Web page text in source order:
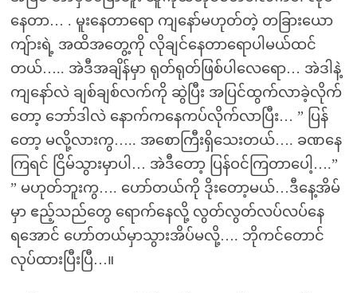
နေတာ… . မူးနေတာရော ကျနော်မဟုတ်တဲ့ တခြားယော
ကျ်ားရဲ့ အထိအတွေ့ကို လိုချင်နေတာရောပါမယ်ထင်
တယ်….. အဲဒီအချိန်မှာ ရုတ်ရုတ်ဖြစ်ပါလေရော… အဲဒါနဲ့
ကျနော်လဲ ချစ်ချစ်လက်ကို ဆွဲပြီး အပြင်ထွက်လာခဲ့လိုက်
တော့ ဘော်ဒါလဲ နောက်ကနေကပ်လိုက်လာပြီး… ” ပြန်
တော့ မလို့လားကွ….. အစောကြီးရှိသေးတယ်…. ခဏနေ
ကြရင် ငြိမ်သွားမှာပါ… အဲဒီတော့ ပြန်ဝင်ကြတာပေါ့….”
” မဟုတ်ဘူးကွ…. ဟော်တယ်ကို ဒိုးတော့မယ်…ဒီနေ့အိမ်
မှာ ဧည့်သည်တွေ ရောက်နေလို့ လွတ်လွတ်လပ်လပ်နေ
ရအောင် ဟော်တယ်မှာသွားအိပ်မလို့…. ဘိုကင်တောင်
လုပ်ထားပြီးပြီ…။